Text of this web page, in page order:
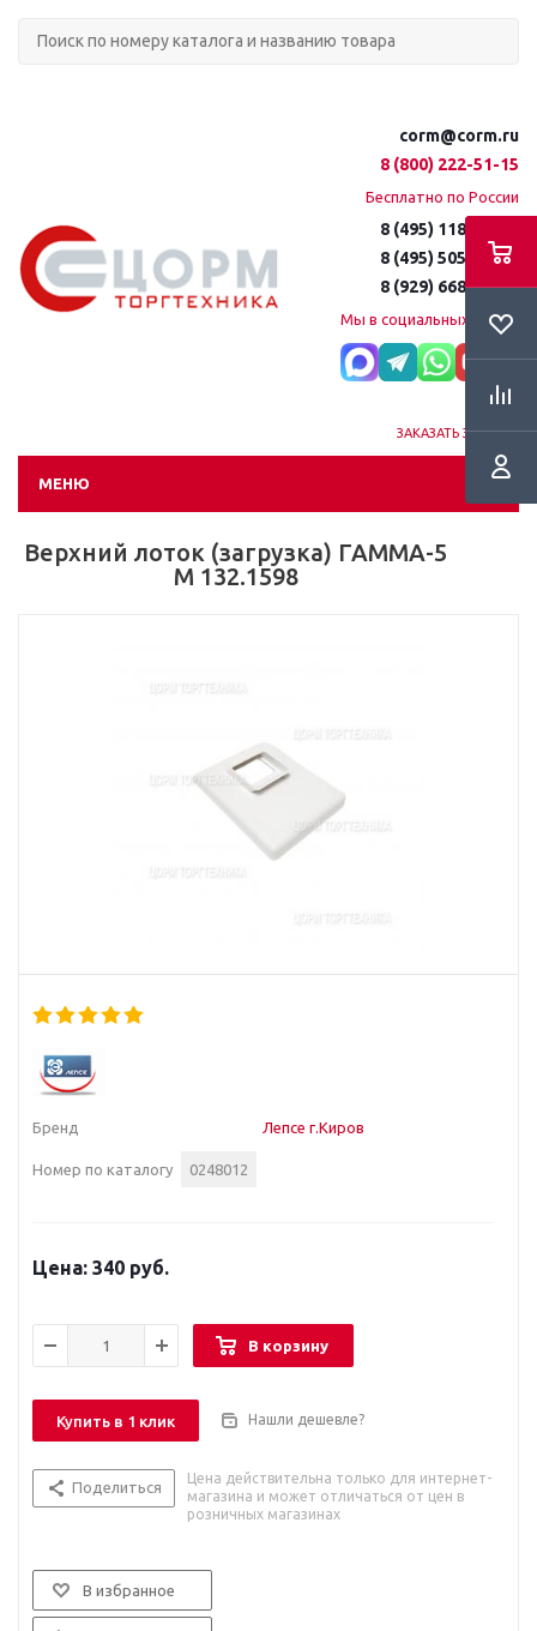
corm@corm.ru
8 (800) 222-51-15
Бесплатно по России
8 (495) 118-61-16
8 (495) 505-51-15
8 (929) 668-95-35
Мы в социальных сетях:
ЗАКАЗАТЬ ЗВОНОК
МЕНЮ
Верхний лоток (загрузка) ГАММА-5
М 132.1598
Бренд Лепсе г.Киров
Номер по каталогу 0248012
340 руб.
В корзину
Купить в 1 клик Нашли дешевле?
Поделиться
Цена действительна только для интернет-
магазина и может отличаться от цен в
розничных магазинах
В избранное